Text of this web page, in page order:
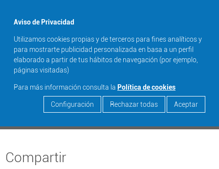
Aviso de Privacidad
Utilizamos cookies propias y de terceros para fines analíticos y
para mostrarte publicidad personalizada en basa a un perfil
elaborado a partir de tus hábitos de navegación (por ejemplo,
páginas visitadas)
Para más información consulta la Política de cookies
Configuración Rechazar todas Aceptar
search
GONZALO HERMIDA
Compartir